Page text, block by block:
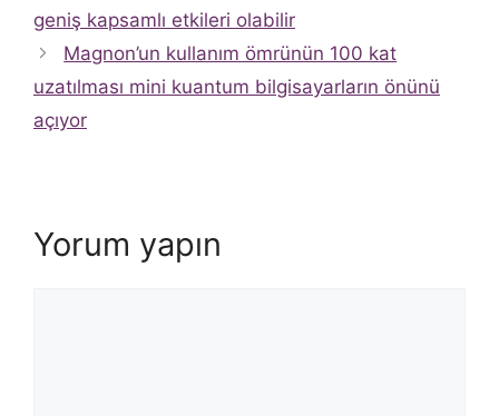
geniş kapsamlı etkileri olabilir
Magnon’un kullanım ömrünün 100 kat
uzatılması mini kuantum bilgisayarların önünü
açıyor
Yorum yapın